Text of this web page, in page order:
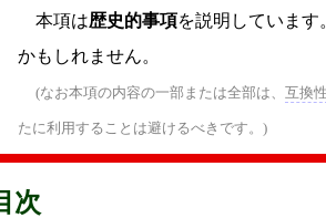
本項は歴史的事項を説明していま
かもしれません。
(なお本項の内容の一部または全部は、 互換性
たに利用することは避けるべきです。)
次